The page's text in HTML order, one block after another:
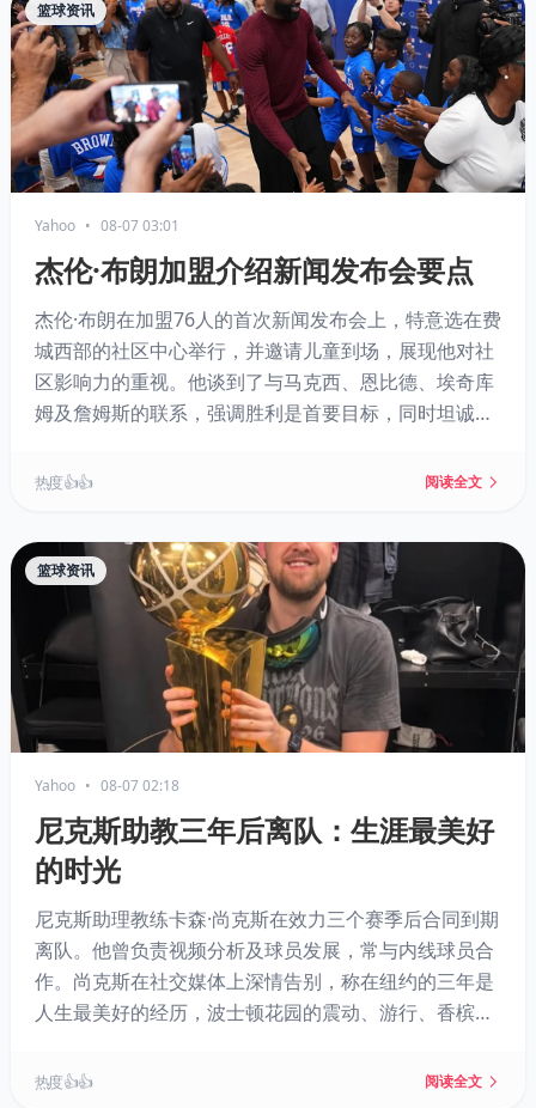
篮球资讯
Yahoo • 08-07 03:01
杰伦·布朗加盟介绍新闻发布会要点
杰伦·布朗在加盟76人的首次新闻发布会上，特意选在费
城西部的社区中心举行，并邀请儿童到场，展现他对社
区影响力的重视。他谈到了与马克西、恩比德、埃奇库
姆及詹姆斯的联系，强调胜利是首要目标，同时坦诚球
及与塔图姆的失联，暗示交易带来了额外动力。
热度 👍👍 阅读全文
篮球资讯
Yahoo • 08-07 02:18
尼克斯助教三年后离队：生涯最美好
的时光
尼克斯助理教练卡森·尚克斯在效力三个赛季后合同到期
离队。他曾负责视频分析及球员发展，常与内线球员合
作。尚克斯在社交媒体上深情告别，称在纽约的三年是
人生最美好的经历，波士顿花园的震动、游行、香槟与
的核心助教团队预计留任。
热度 👍👍 阅读全文